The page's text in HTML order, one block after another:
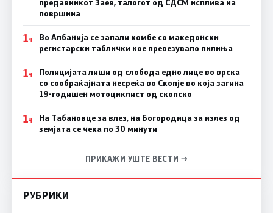
предавникот Заев, талогот од СДСМ исплива на
површина
1Ч
Во Албанија се запали комбе со македонски
регистарски таблички кое превезувало пилиња
1Ч
Полицијата лиши од слобода едно лице во врска
со сообраќајната несреќа во Скопје во која загина
19-годишен мотоциклист од скопско
1Ч
На Табановце за влез, на Богородица за излез од
земјата се чека по 30 минути
ПРИКАЖИ УШТЕ ВЕСТИ →
РУБРИКИ